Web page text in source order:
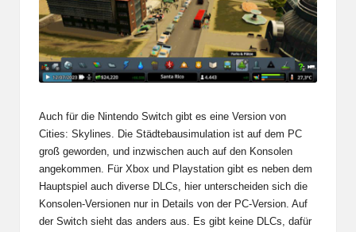
Auch für die Nintendo Switch gibt es eine Version von
Cities: Skylines. Die Städtebausimulation ist auf dem PC
groß geworden, und inzwischen auch auf den Konsolen
angekommen. Für Xbox und Playstation gibt es neben dem
Hauptspiel auch diverse DLCs, hier unterscheiden sich die
Konsolen-Versionen nur in Details von der PC-Version. Auf
der Switch sieht das anders aus. Es gibt keine DLCs, dafür